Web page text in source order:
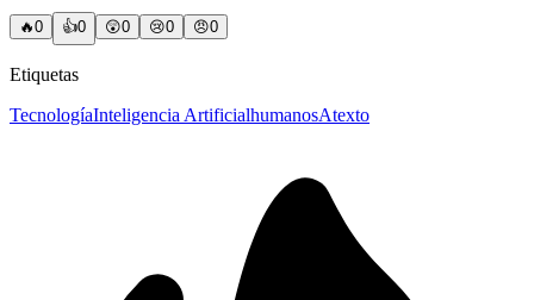
🔥0 👍0 😲0 😢0 😠0
Etiquetas
TecnologíaInteligencia ArtificialhumanosAtexto